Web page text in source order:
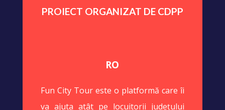
PROIECT ORGANIZAT DE CDPP
RO
Fun City Tour este o platformă care îi
va ajuta atât pe locuitorii județului